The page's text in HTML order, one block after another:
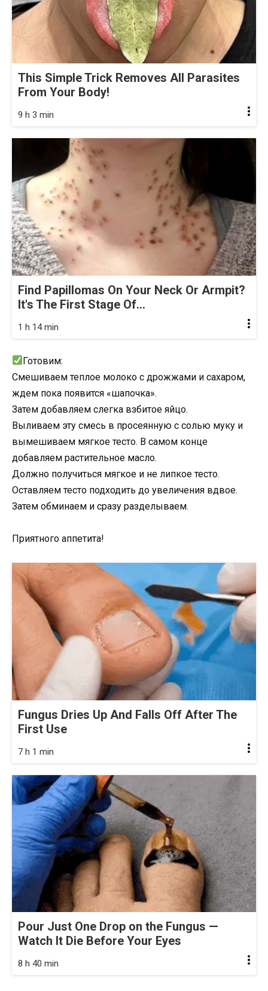
This Simple Trick Removes All Parasites
From Your Body!
9 h 3 min
Find Papillomas On Your Neck Or Armpit?
It's The First Stage Of...
1 h 14 min
Готовим:
Смешиваем теплое молоко с дрожжами и сахаром,
ждем пока появится «шапочка».
Затем добавляем слегка взбитое яйцо.
Выливаем эту смесь в просеянную с солью муку и
вымешиваем мягкое тесто. В самом конце
добавляем растительное масло.
Должно получиться мягкое и не липкое тесто.
Оставляем тесто подходить до увеличения вдвое.
Затем обминаем и сразу разделываем.
Приятного аппетита!
Fungus Dries Up And Falls Off After The
First Use
7 h 1 min
Pour Just One Drop on the Fungus —
Watch It Die Before Your Eyes
8 h 40 min